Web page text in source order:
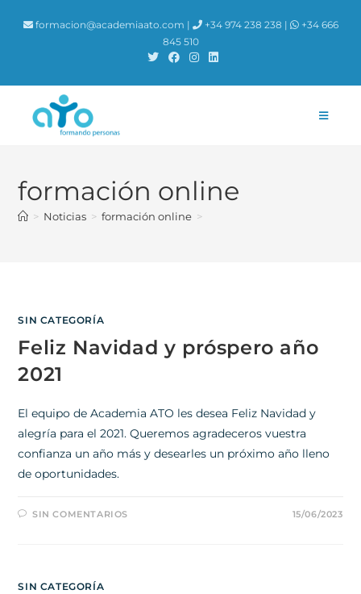
formacion@academiaato.com | +34 974 238 238 |
+34 666
845 510
formación online
> Noticias > formación online >
SIN CATEGORÍA
Feliz Navidad y próspero año
2021
El equipo de Academia ATO les desea Feliz Navidad y
alegría para el 2021. Queremos agradeceros vuestra
confianza un año más y desearles un próximo año lleno
de oportunidades.
SIN COMENTARIOS 15/06/2023
SIN CATEGORÍA